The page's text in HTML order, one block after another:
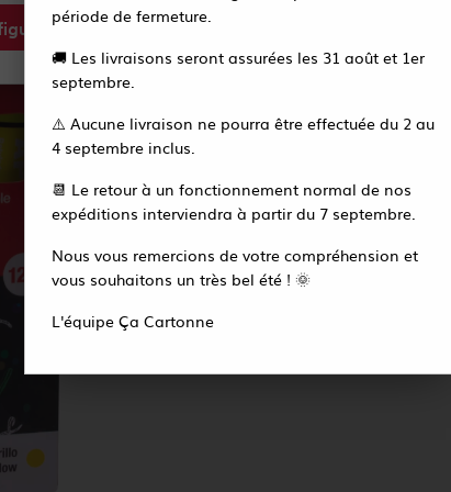
Livraison
Tout refuser
Vous recevrez alors un e-mail pour créer votre
nouveau mot de passe en quelques secondes.
Accéder à la page de connexion
période de fermeture.
🚚 Les livraisons seront assurées les 31 août et 1er
septembre.
⚠️ Aucune livraison ne pourra être effectuée du 2 au
4 septembre inclus.
📆 Le retour à un fonctionnement normal de nos
expéditions interviendra à partir du 7 septembre.
Nous vous remercions de votre compréhension et
vous souhaitons un très bel été ! 🌞
L'équipe Ça Cartonne